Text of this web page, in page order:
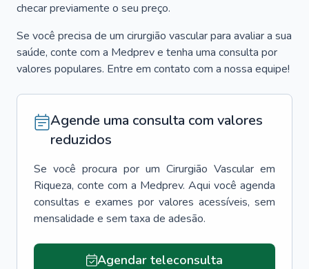
checar previamente o seu preço.
Se você precisa de um cirurgião vascular para avaliar a sua
saúde, conte com a Medprev e tenha uma consulta por
valores populares. Entre em contato com a nossa equipe!
Agende uma consulta com valores
reduzidos
Se você procura por um Cirurgião Vascular em
Riqueza, conte com a Medprev. Aqui você agenda
consultas e exames por valores acessíveis, sem
mensalidade e sem taxa de adesão.
Agendar teleconsulta